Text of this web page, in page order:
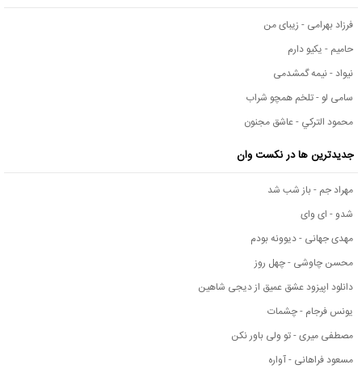
فرزاد بهرامی - زیبای من
حامیم - یکیو دارم
نیواد - نیمه گمشدمی
سامی لو - تلخم همچو شراب
محمود التركي - عاشق مجنون
جدیدترین ها در نکست وان
مهراد جم - باز شب شد
شدو - ای وای
مهدی جهانی - دیوونه بودم
محسن چاوشی - چهل روز
دانلود اپیزود عشق عمیق از دیجی شاهین
یونس فرجام - چشمات
مصطفی میری - تو ولی باور نکن
مسعود فراهانی - آواره